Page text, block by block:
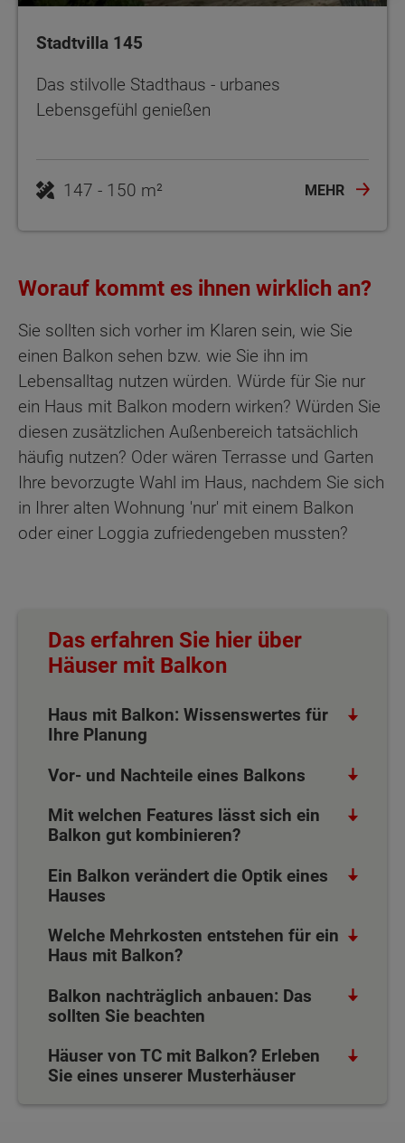
Stadtvilla 145
Das stilvolle Stadthaus - urbanes
Lebensgefühl genießen
147 - 150 m² MEHR
Worauf kommt es ihnen wirklich an?
Sie sollten sich vorher im Klaren sein, wie Sie
einen Balkon sehen bzw. wie Sie ihn im
Lebensalltag nutzen würden. Würde für Sie nur
ein Haus mit Balkon modern wirken? Würden Sie
diesen zusätzlichen Außenbereich tatsächlich
häufig nutzen? Oder wären Terrasse und Garten
Ihre bevorzugte Wahl im Haus, nachdem Sie sich
in Ihrer alten Wohnung 'nur' mit einem Balkon
oder einer Loggia zufriedengeben mussten?
Das erfahren Sie hier über
Häuser mit Balkon
Haus mit Balkon: Wissenswertes für
Ihre Planung
Vor- und Nachteile eines Balkons
Mit welchen Features lässt sich ein
Balkon gut kombinieren?
Ein Balkon verändert die Optik eines
Hauses
Welche Mehrkosten entstehen für ein
Haus mit Balkon?
Balkon nachträglich anbauen: Das
sollten Sie beachten
Häuser von TC mit Balkon? Erleben
Sie eines unserer Musterhäuser